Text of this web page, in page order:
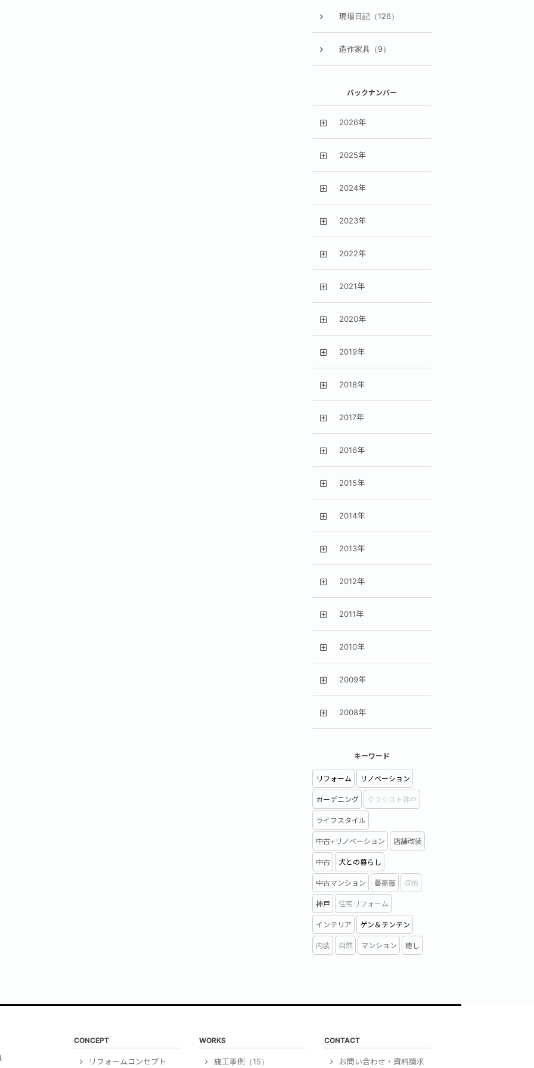
現場日記（126）
造作家具（9）
バックナンバー
2026年
2025年
2024年
2023年
2022年
2021年
2020年
2019年
2018年
2017年
2016年
2015年
2014年
2013年
2012年
2011年
2010年
2009年
2008年
キーワード
リフォーム リノベーション
ガーデニング クラシスト神戸
ライフスタイル
中古+リノベーション 店舗改装
中古 犬との暮らし
中古マンション 蔓薔薇 収納
神戸 住宅リフォーム
インテリア ゲン＆テンテン
内装 自然 マンション 癒し
CONCEPT
リフォームコンセプト
WORKS
施工事例（15）
CONTACT
お問い合わせ・資料請求